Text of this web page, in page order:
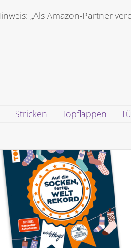
„Als Amazon-Partner
Stricken Topflappen